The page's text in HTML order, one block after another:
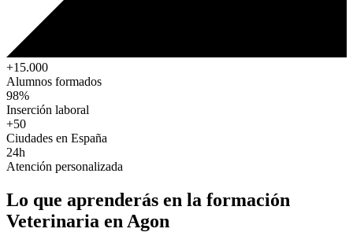
+15.000
Alumnos formados
98%
Inserción laboral
+50
Ciudades en España
24h
Atención personalizada
Lo que aprenderás en la formación
Veterinaria en Agon